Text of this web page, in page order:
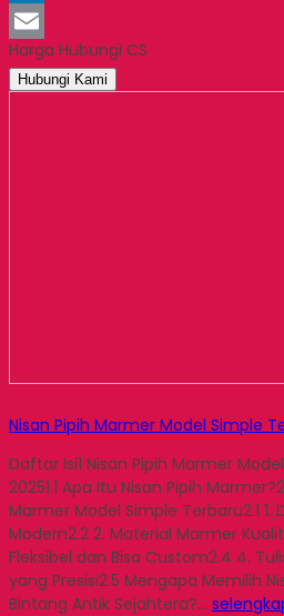
LinkedIn
Email
Harga Hubungi CS
Hubungi Kami
Nisan Pipih Marmer Model Simple
Daftar Isi1 Nisan Pipih Marmer
20251.1 Apa Itu Nisan Pipih
Marmer Model Simple Terbaru2.1 1.
Modern2.2 2. Material Marmer
Fleksibel dan Bisa Custom2.4 4.
yang Presisi2.5 Mengapa Memilih
Bintang Antik Sejahtera?…